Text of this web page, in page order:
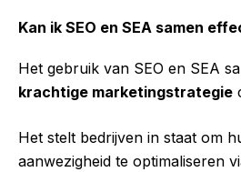
Kan ik SEO en SEA samen
Het gebruik van SEO en SEA
krachtige marketingstrategie
Het stelt bedrijven in staat om
aanwezigheid te optimaliseren